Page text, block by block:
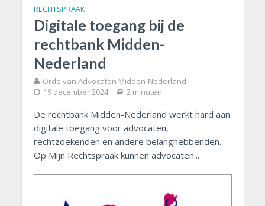
RECHTSPRAAK
Digitale toegang bij de
rechtbank Midden-
Nederland
Orde van Advocaten Midden-Nederland
19 december 2024 2 minuten
De rechtbank Midden-Nederland werkt hard aan
digitale toegang voor advocaten,
rechtzoekenden en andere belanghebbenden.
Op Mijn Rechtspraak kunnen advocaten...